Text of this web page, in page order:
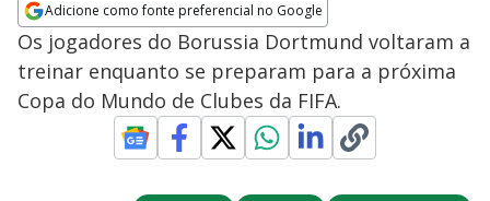
Adicione como fonte preferencial no Google
Opens in new window
Os jogadores do Borussia Dortmund voltaram a
treinar enquanto se preparam para a próxima
Copa do Mundo de Clubes da FIFA.